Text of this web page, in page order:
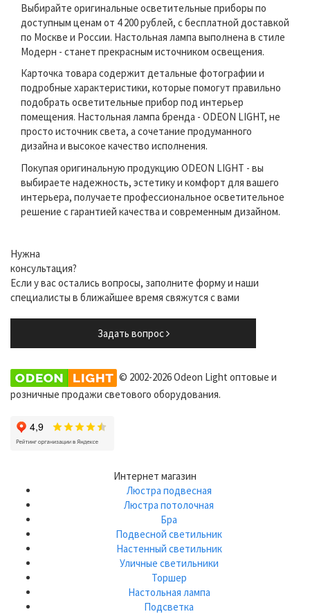
Выбирайте оригинальные осветительные приборы по
доступным ценам от 4 200 рублей, с бесплатной доставкой
по Москве и России. Настольная лампа выполнена в стиле
Модерн - станет прекрасным источником освещения.
Карточка товара содержит детальные фотографии и
подробные характеристики, которые помогут правильно
подобрать осветительные прибор под интерьер
помещения. Настольная лампа бренда - ODEON LIGHT, не
просто источник света, а сочетание продуманного
дизайна и высокое качество исполнения.
Покупая оригинальную продукцию ODEON LIGHT - вы
выбираете надежность, эстетику и комфорт для вашего
интерьера, получаете профессиональное осветительное
решение с гарантией качества и современным дизайном.
Нужна
консультация?
Если у вас остались вопросы, заполните форму и наши
специалисты в ближайшее время свяжутся с вами
Задать вопрос
© 2002-2026 Odeon Light оптовые и
розничные продажи светового оборудования.
Интернет магазин
Люстра подвесная
Люстра потолочная
Бра
Подвесной светильник
Настенный светильник
Уличные светильники
Торшер
Настольная лампа
Подсветка